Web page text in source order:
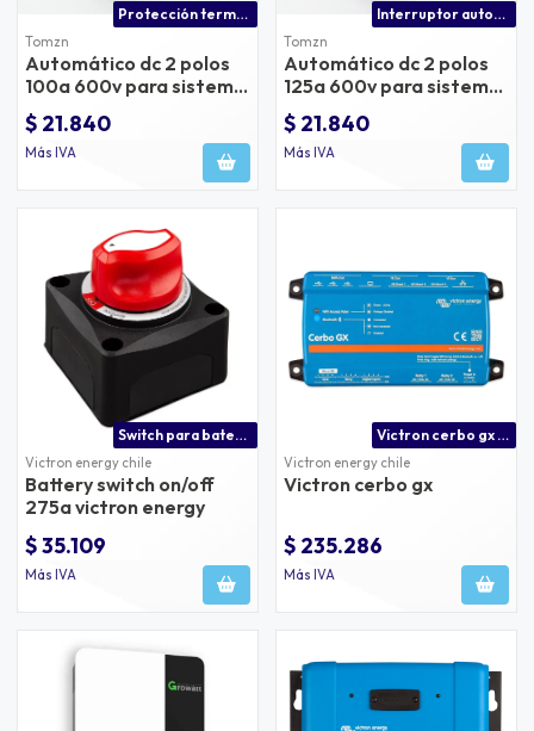
Protección termomagnetica 100a cc precio
Tomzn
Automático dc 2 polos
100a 600v para sistema
solar
$ 21.840
Más IVA
Interruptor automático cc 125a precio
Tomzn
Automático dc 2 polos
125a 600v para sistema
solar
$ 21.840
Más IVA
Switch para baterías on/off 275a marca victron energy
Victron energy chile
Battery switch on/off
275a victron energy
$ 35.109
Más IVA
Victron cerbo gx precio chile
Victron energy chile
Victron cerbo gx
$ 235.286
Más IVA